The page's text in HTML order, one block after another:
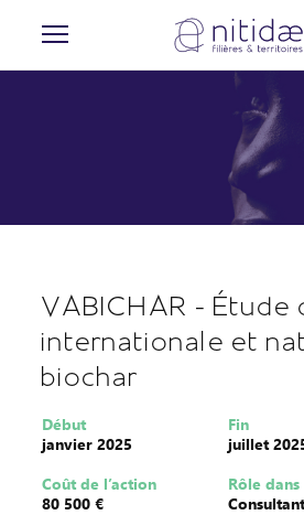
VABICHAR - Étude
internationale et
biochar
Début
janvier 2025
Fin
juillet
Coût de l’action
80 500 €
Rôle
Consultant
Panneau de gestion des cookies